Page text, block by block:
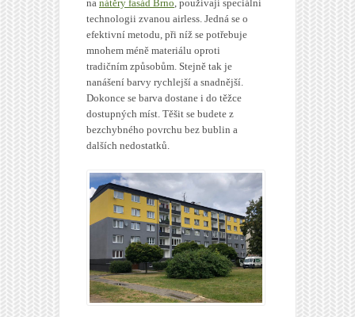
na nátěry fasád Brno, používají speciální
technologii zvanou airless. Jedná se o
efektivní metodu, při níž se potřebuje
mnohem méně materiálu oproti
tradičním způsobům. Stejně tak je
nanášení barvy rychlejší a snadnější.
Dokonce se barva dostane i do těžce
dostupných míst. Těšit se budete z
bezchybného povrchu bez bublin a
dalších nedostatků.